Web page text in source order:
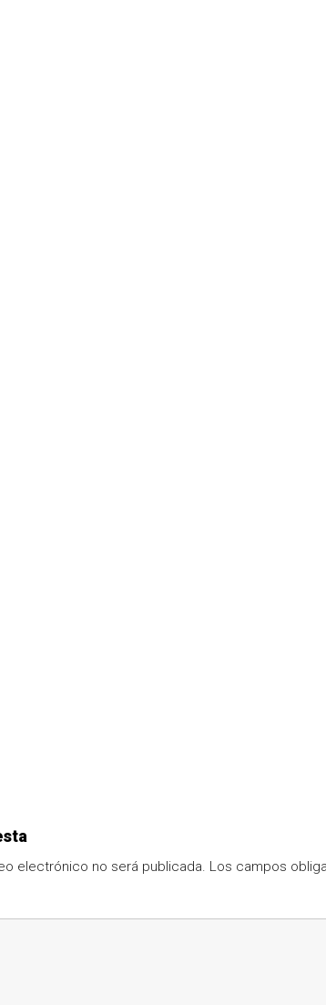
electrónico no será publicada. Los campos